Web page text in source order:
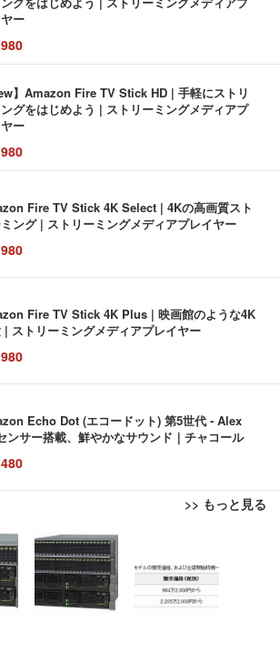
ー
】Amazon Fire TV Stick HD | 手軽にストリ
グをはじめよう | ストリーミングメディアプ
ー
Fire TV Stick 4K Select | 4Kの高画質スト
ミング | ストリーミングメディアプレイヤー
Fire TV Stick 4K Plus | 映画館のような4K
| ストリーミングメディアプレイヤー
Echo Dot (エコードット) 第5世代 - Alex
ンサー搭載、鮮やかなサウンド｜チャコール
>> もっと見る
オフィスチェア 椅子 テレワーク 疲れな
ね上げ式アームレスト コンパクト 約105度ロッ
グ pc 事務椅子 360度回転 座面昇降 強化ナイロ
ベース 通気性メッシュ 在宅ワーク H-WY01
+黒枠+黒足)
ビジネス向けプレミアムモニター | FlexScan
WT | 31.5型4K UHD・USB Type-C・ホワ
ベーシック ペットシーツ 薄型 レギュラー 1
捨て 無香料 ホワイト 300枚